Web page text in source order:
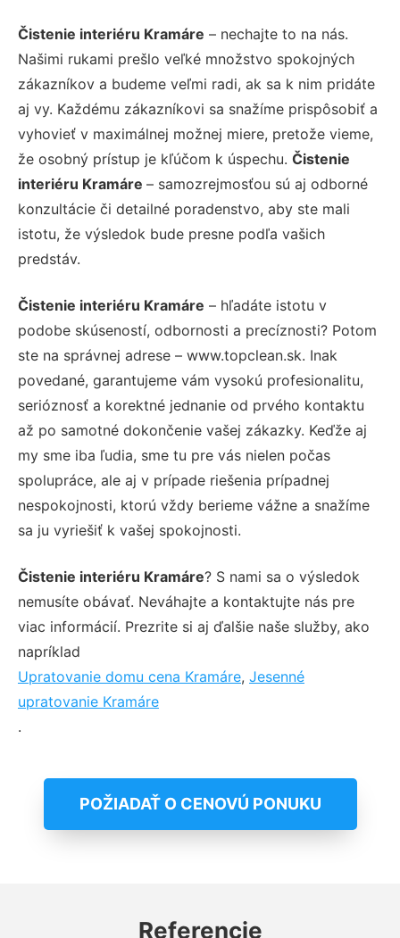
Čistenie interiéru Kramáre – nechajte to na nás.
Našimi rukami prešlo veľké množstvo spokojných
zákazníkov a budeme veľmi radi, ak sa k nim pridáte
aj vy. Každému zákazníkovi sa snažíme prispôsobiť a
vyhovieť v maximálnej možnej miere, pretože vieme,
že osobný prístup je kľúčom k úspechu. Čistenie
interiéru Kramáre – samozrejmosťou sú aj odborné
konzultácie či detailné poradenstvo, aby ste mali
istotu, že výsledok bude presne podľa vašich
predstáv.
Čistenie interiéru Kramáre – hľadáte istotu v
podobe skúseností, odbornosti a precíznosti? Potom
ste na správnej adrese – www.topclean.sk. Inak
povedané, garantujeme vám vysokú profesionalitu,
serióznosť a korektné jednanie od prvého kontaktu
až po samotné dokončenie vašej zákazky. Keďže aj
my sme iba ľudia, sme tu pre vás nielen počas
spolupráce, ale aj v prípade riešenia prípadnej
nespokojnosti, ktorú vždy berieme vážne a snažíme
sa ju vyriešiť k vašej spokojnosti.
Čistenie interiéru Kramáre? S nami sa o výsledok
nemusíte obávať. Neváhajte a kontaktujte nás pre
viac informácií. Prezrite si aj ďalšie naše služby, ako
napríklad
Upratovanie domu cena Kramáre, Jesenné
upratovanie Kramáre
.
POŽIADAŤ O CENOVÚ PONUKU
Referencie